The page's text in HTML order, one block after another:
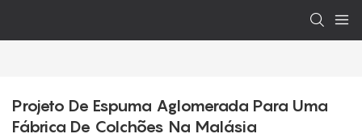
Projeto De Espuma Aglomerada Para Uma
Fábrica De Colchões Na Malásia